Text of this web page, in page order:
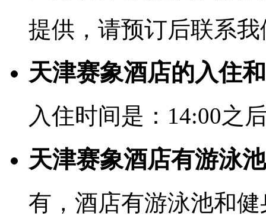
提供，请预订后联系
天津赛象酒店的入住
入住时间是：14:00之
天津赛象酒店有游泳
有，酒店有游泳池和